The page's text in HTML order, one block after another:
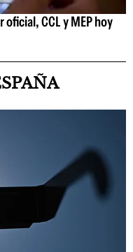
oficial, CCL y MEP hoy